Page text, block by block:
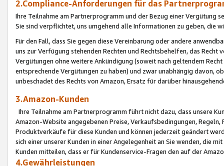
2.Compliance-Anforderungen für das
Ihre Teilnahme am Partnerprogramm und der Bezug einer Vergütung
Sie sind verpflichtet, uns umgehend alle Informationen zu geben, die
Für den Fall, dass Sie gegen diese Vereinbarung oder andere
uns zur Verfügung stehenden Rechten und Rechtsbehelfen, das
Vergütungen ohne weitere Ankündigung (soweit nach geltendem
entsprechende Vergütungen zu haben) und zwar unabhängig davon,
unbeschadet des Rechts von Amazon, Ersatz für darüber
3.Amazon-Kunden
Ihre Teilnahme am Partnerprogramm führt nicht dazu, dass unsere
Amazon-Website angegebenen Preise, Verkaufsbedingungen,
Produktverkäufe für diese Kunden und können jederzeit geändert
sich einer unserer Kunden in einer Angelegenheit an Sie wenden, die
Kunden mitteilen, dass er für Kundenservice-Fragen den auf der
4.Gewährleistungen